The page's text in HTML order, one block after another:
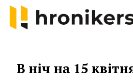
Skip
content
В ніч на 15